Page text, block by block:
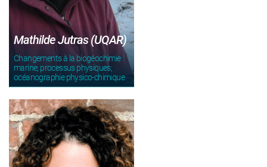
Mathilde Jutras (UQAR)
Changements à la biogéochimie
marine; processus physiques;
océanographie physico-chimique